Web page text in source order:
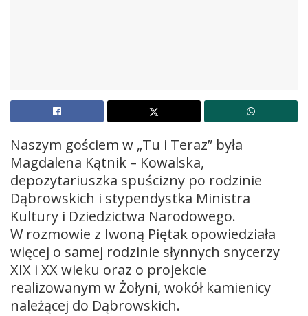
Naszym gościem w „Tu i Teraz” była
Magdalena Kątnik – Kowalska,
depozytariuszka spuścizny po rodzinie
Dąbrowskich i stypendystka Ministra
Kultury i Dziedzictwa Narodowego.
W rozmowie z Iwoną Piętak opowiedziała
więcej o samej rodzinie słynnych snycerzy
XIX i XX wieku oraz o projekcie
realizowanym w Żołyni, wokół kamienicy
należącej do Dąbrowskich.